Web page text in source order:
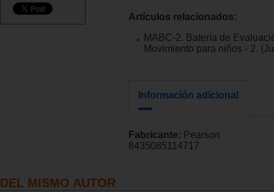
Artículos relacionados:
MABC-2. Batería de
Movimiento para niños - 2.
Información adicional
Fabricante: Pearson
8435085114717
DEL MISMO AUTOR